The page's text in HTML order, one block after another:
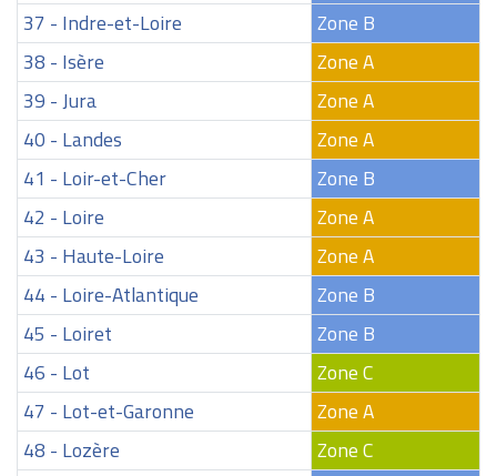
37 - Indre-et-Loire
Zone B
38 - Isère
Zone A
39 - Jura
Zone A
40 - Landes
Zone A
41 - Loir-et-Cher
Zone B
42 - Loire
Zone A
43 - Haute-Loire
Zone A
44 - Loire-Atlantique
Zone B
45 - Loiret
Zone B
46 - Lot
Zone C
47 - Lot-et-Garonne
Zone A
48 - Lozère
Zone C